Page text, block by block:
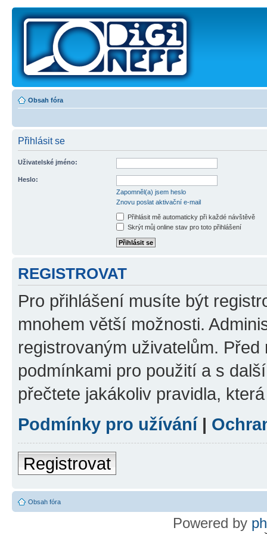
Obsah fóra
Přihlásit se
Uživatelské jméno:
Heslo:
Zapomněl(a) jsem heslo
Znovu poslat aktivační e-mail
Přihlásit mě automaticky při každé návštěvě
Skrýt můj online stav pro toto přihlášení
REGISTROVAT
Pro přihlášení musíte být
mnohem větší možnosti.
registrovaným uživatelům.
podmínkami pro použití a s
přečtete jakákoliv pravidla,
Podmínky pro užívání|
Registrovat
Obsah fóra
Powered by